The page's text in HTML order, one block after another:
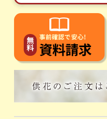
無
料
事前確認で安心!
資料請求